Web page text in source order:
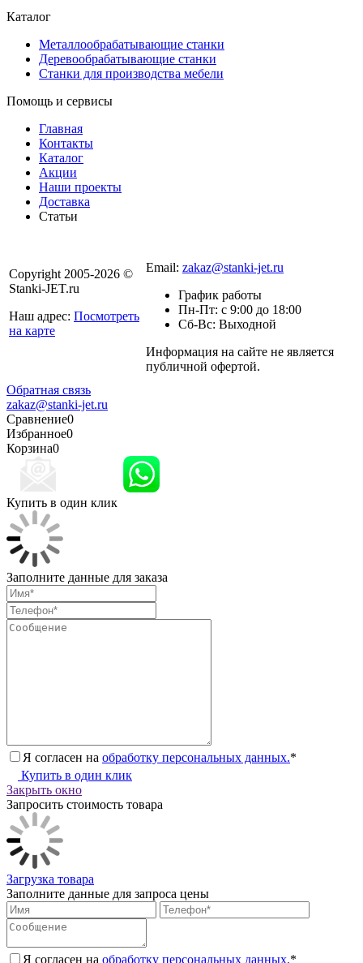
Каталог
Металлообрабатывающие станки
Деревообрабатывающие станки
Станки для производства мебели
Помощь и сервисы
Главная
Контакты
Каталог
Акции
Наши проекты
Доставка
Статьи
Copyright 2005-2026 ©
Stanki-JET.ru
Наш адрес: Посмотреть
на карте
Email: zakaz@stanki-jet.ru
График работы
Пн-Пт: с 9:00 до 18:00
Сб-Вс: Выходной
Информация на сайте не является
публичной офертой.
Обратная связь
zakaz@stanki-jet.ru
Сравнение0
Избранное0
Корзина0
Купить в один клик
Заполните данные для заказа
Я согласен на обработку персональных данных.*
Купить в один клик
Закрыть окно
Запросить стоимость товара
Загрузка товара
Заполните данные для запроса цены
Я согласен на обработку персональных данных.*